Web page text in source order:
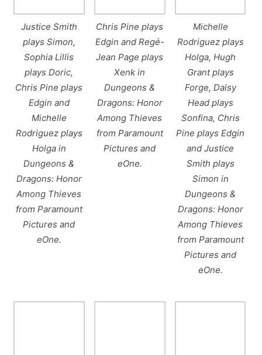
Justice Smith
plays Simon,
Sophia Lillis
plays Doric,
Chris Pine plays
Edgin and
Michelle
Rodriguez plays
Holga in
Dungeons &
Dragons: Honor
Among Thieves
from Paramount
Pictures and
eOne.
Chris Pine plays
Edgin and Regé-
Jean Page plays
Xenk in
Dungeons &
Dragons: Honor
Among Thieves
from Paramount
Pictures and
eOne.
Michelle
Rodriguez plays
Holga, Hugh
Grant plays
Forge, Daisy
Head plays
Sonfina, Chris
Pine plays Edgin
and Justice
Smith plays
Simon in
Dungeons &
Dragons: Honor
Among Thieves
from Paramount
Pictures and
eOne.